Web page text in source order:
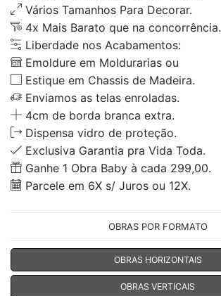
Vários Tamanhos Para Decorar.
4x Mais Barato que na concorrência.
Liberdade nos Acabamentos:
Emoldure em Moldurarias ou
Estique em Chassis de Madeira.
Enviamos as telas enroladas.
4cm de borda branca extra.
Dispensa vidro de proteção.
Exclusiva Garantia pra Vida Toda.
Ganhe 1 Obra Baby à cada 299,00.
Parcele em 6X s/ Juros ou 12X.
OBRAS POR FORMATO
OBRAS HORIZONTAIS
OBRAS VERTICAIS